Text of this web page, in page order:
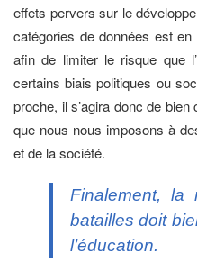
effets pervers sur le
catégories de données est
afin de limiter le risque que
certains biais politiques ou
proche, il s’agira donc de
que nous nous imposons à
et de la société.
Finalement, la
batailles doit
l’éducation.